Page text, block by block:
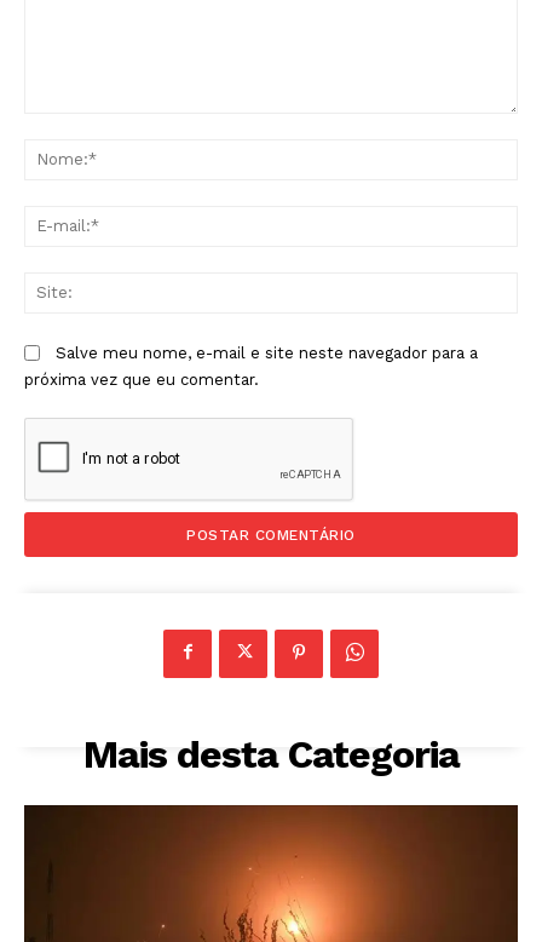
Salve meu nome, e-mail e site neste navegador para a
próxima vez que eu comentar.
Mais desta Categoria